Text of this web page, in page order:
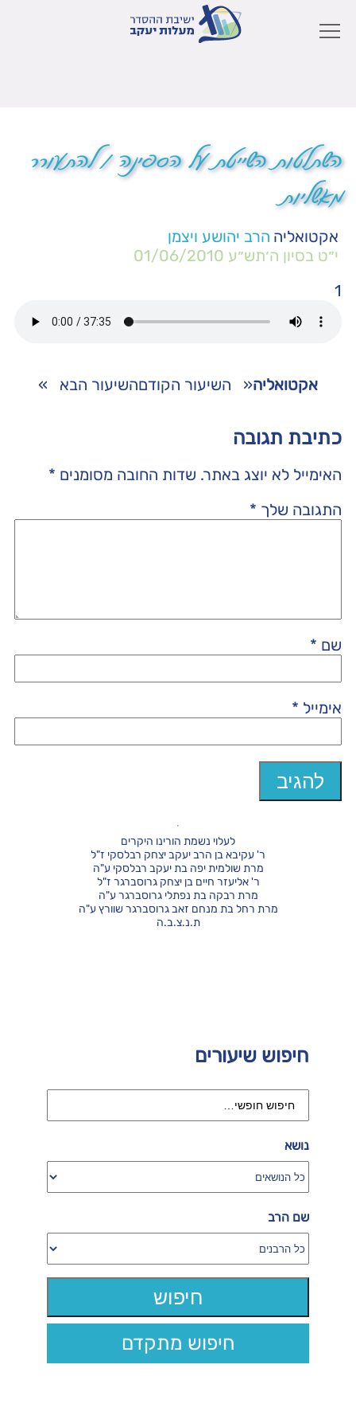
השתלטות השייטת על הספינה / להתעורר
מאשליות
אקטואליה הרב יהושע ויצמן
י״ט בסיון ה׳תש״ע 01/06/2010
1
אקטואליה« השיעור הקודםהשיעור הבא »
כתיבת תגובה
האימייל לא יוצג באתר. שדות החובה מסומנים *
התגובה שלך *
שם *
אימייל *
חיפוש שיעורים
נושא
שם הרב
חיפוש מתקדם
לעלוי נשמת הורינו היקרים
ר' עקיבא בן הרב יעקב יצחק רבלסקי ז"ל
מרת שולמית יפה בת יעקב רבלסקי ע"ה
ר' אליעזר חיים בן יצחק גרוסברגר ז"ל
מרת רבקה בת נפתלי גרוסברגר ע"ה
מרת רחל בת מנחם זאב גרוסברגר שוורץ ע"ה
ת.נ.צ.ב.ה